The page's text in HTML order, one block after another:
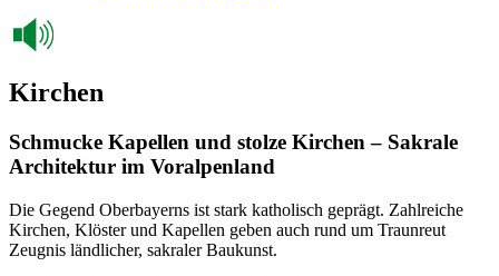
Kirchen
Schmucke Kapellen und stolze Kirchen – Sakrale
Architektur im Voralpenland
Die Gegend Oberbayerns ist stark katholisch geprägt. Zahlreiche
Kirchen, Klöster und Kapellen geben auch rund um Traunreut
Zeugnis ländlicher, sakraler Baukunst.